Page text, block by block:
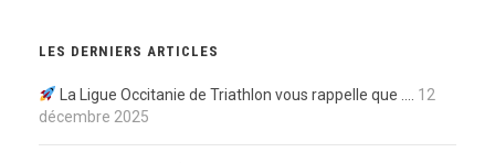
LES DERNIERS ARTICLES
La Ligue Occitanie de Triathlon vous rappelle que ….
12
décembre 2025